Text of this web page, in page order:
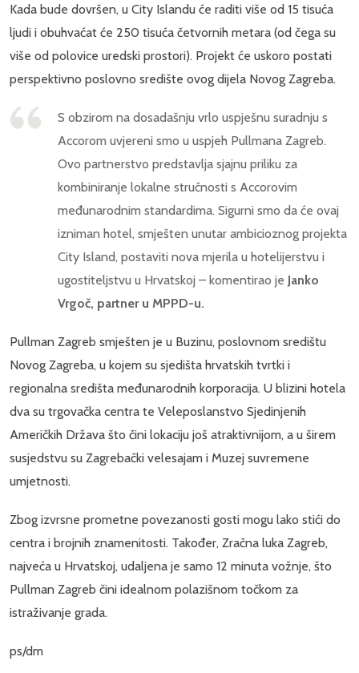
Kada bude dovršen, u City Islandu će raditi više od 15 tisuća
ljudi i obuhvaćat će 250 tisuća četvornih metara (od čega su
više od polovice uredski prostori). Projekt će uskoro postati
perspektivno poslovno središte ovog dijela Novog Zagreba.
S obzirom na dosadašnju vrlo uspješnu suradnju s
Accorom uvjereni smo u uspjeh Pullmana Zagreb.
Ovo partnerstvo predstavlja sjajnu priliku za
kombiniranje lokalne stručnosti s Accorovim
međunarodnim standardima. Sigurni smo da će ovaj
izniman hotel, smješten unutar ambicioznog projekta
City Island, postaviti nova mjerila u hotelijerstvu i
ugostiteljstvu u Hrvatskoj – komentirao je Janko
Vrgoč, partner u MPPD-u.
Pullman Zagreb smješten je u Buzinu, poslovnom središtu
Novog Zagreba, u kojem su sjedišta hrvatskih tvrtki i
regionalna središta međunarodnih korporacija. U blizini hotela
dva su trgovačka centra te Veleposlanstvo Sjedinjenih
Američkih Država što čini lokaciju još atraktivnijom, a u širem
susjedstvu su Zagrebački velesajam i Muzej suvremene
umjetnosti.
Zbog izvrsne prometne povezanosti gosti mogu lako stići do
centra i brojnih znamenitosti. Također, Zračna luka Zagreb,
najveća u Hrvatskoj, udaljena je samo 12 minuta vožnje, što
Pullman Zagreb čini idealnom polazišnom točkom za
istraživanje grada.
ps/dm